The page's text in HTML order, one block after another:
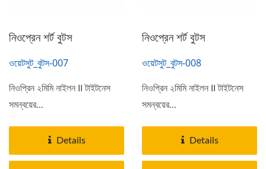
নিওপ্রেন শর্ট বুটস
ওয়েটসুট_বুটস-007
নিওপ্রিন ২মিমি নাইলন II টাইটনেস
সমন্বয়ের...
Details
নিওপ্রেন শর্ট বুটস
ওয়েটসুট_বুটস-008
নিওপ্রিন ২মিমি নাইলন II টাইটনেস
সমন্বয়ের...
Details